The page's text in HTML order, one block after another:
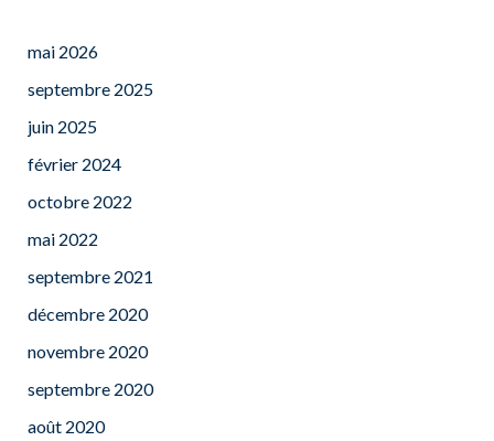
mai 2026
septembre 2025
juin 2025
février 2024
octobre 2022
mai 2022
septembre 2021
décembre 2020
novembre 2020
septembre 2020
août 2020